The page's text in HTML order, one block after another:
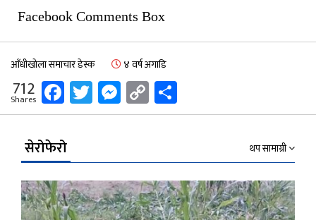
Facebook Comments Box
आँधीखोला समाचार डेस्क ४ वर्ष अगाडि
712
Shares Facebook
Twitter
Messenger
Copy
Link
सेरोफेरो थप सामाग्री